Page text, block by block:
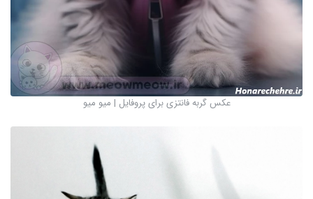
عکس گربه فانتزی برای پروفایل | میو میو